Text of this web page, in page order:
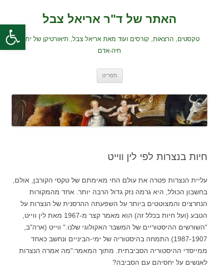
פתח
האתר של ד"ר אריאל צבל
טקסטים, הרצאות, קורסים ועוד מאת אריאל צבל, תיאורטיקן של יחסי
חיה-אדם
תפריט
חיות בנצרות לפי לין ווייט
עליית הנצרות פטרה את עולם החי מאימתם של טקסי הקורבן, אולם,
בחשבון הכולל, היא גרמה נזק גדול הרבה יותר. אחד מהמקורות
הנחרצים והמצוטטים ביותר על השפעתה ההרסנית של הנצרות על
הטבע (ועל חיות בכלל זה) הוא מאמר קצר מ-1967 מאת לין ווייט,
"השורשים ההיסטוריים של המשבר האקולוגי שלנו." ווייט (ארה"ב,
1987-1907) התמחה בהיסטוריה של ימי-הביניים ונחשב כאחד
ממייסדי ההיסטוריה הסביבתית. מתוך המאמר:"מה אמרה הנצרות
לאנשים על יחסיהם עם הסביבה?